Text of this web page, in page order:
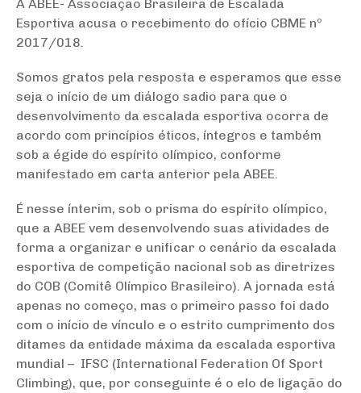
A ABEE- Associação Brasileira de Escalada
Esportiva acusa o recebimento do ofício CBME nº
2017/018.
Somos gratos pela resposta e esperamos que esse
seja o início de um diálogo sadio para que o
desenvolvimento da escalada esportiva ocorra de
acordo com princípios éticos, íntegros e também
sob a égide do espírito olímpico, conforme
manifestado em carta anterior pela ABEE.
É nesse ínterim, sob o prisma do espírito olímpico,
que a ABEE vem desenvolvendo suas atividades de
forma a organizar e unificar o cenário da escalada
esportiva de competição nacional sob as diretrizes
do COB (Comitê Olímpico Brasileiro). A jornada está
apenas no começo, mas o primeiro passo foi dado
com o início de vínculo e o estrito cumprimento dos
ditames da entidade máxima da escalada esportiva
mundial – IFSC (International Federation Of Sport
Climbing), que, por conseguinte é o elo de ligação do